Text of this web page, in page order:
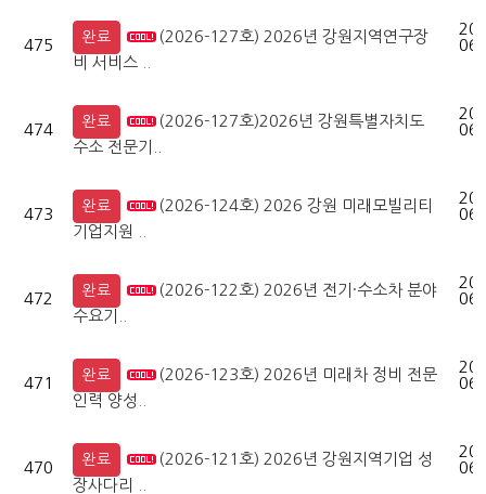
475 완료
(2026-127호) 2026년 강원지역연구장
비 서비스 ..
474 완료
(2026-127호)2026년 강원특별자치도
수소 전문기..
473 완료
(2026-124호) 2026 강원 미래모빌리티
기업지원 ..
472 완료
(2026-122호) 2026년 전기·수소차 분야
수요기..
471 완료
(2026-123호) 2026년 미래차 정비 전문
인력 양성..
470 완료
(2026-121호) 2026년 강원지역기업 성
장사다리 ..